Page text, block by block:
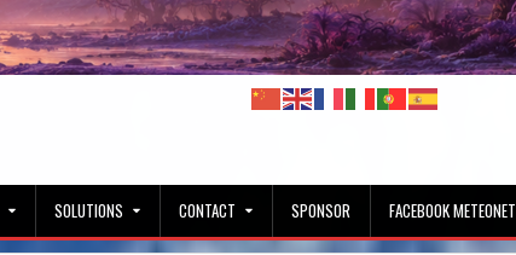
SOLUTIONS CONTACT SPONSOR FACEBOOK METEONET